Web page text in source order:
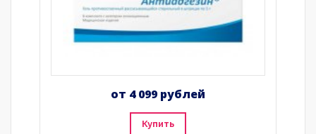
от 4 099 рублей
Купить